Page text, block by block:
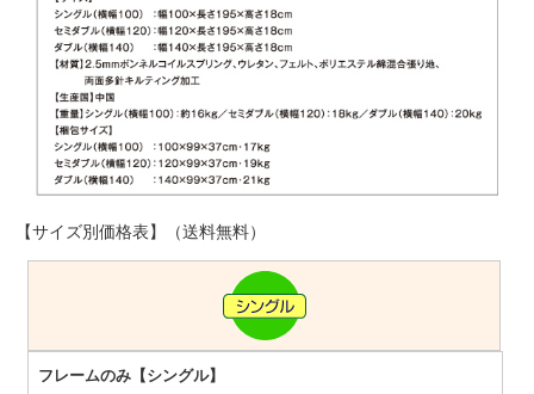
【サイズ別価格表】（送料無料）